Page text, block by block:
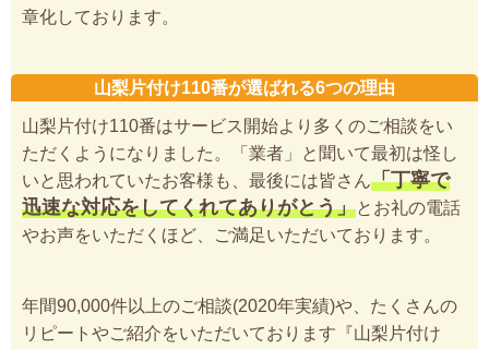
章化しております。
山梨片付け110番が選ばれる6つの理由
山梨片付け110番はサービス開始より多くのご相談をい
ただくようになりました。「業者」と聞いて最初は怪し
いと思われていたお客様も、最後には皆さん「丁寧で
迅速な対応をしてくれてありがとう」とお礼の電話
やお声をいただくほど、ご満足いただいております。
年間90,000件以上のご相談(2020年実績)や、たくさんの
リピートやご紹介をいただいております『山梨片付け